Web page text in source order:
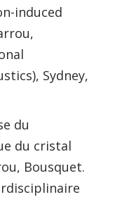
induced
Sydney,
du
du cristal
Bousquet.